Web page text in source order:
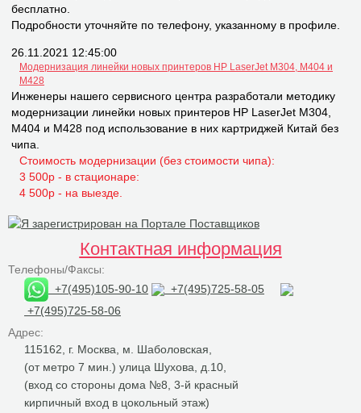
бесплатно.
Подробности уточняйте по телефону, указанному в профиле.
26.11.2021 12:45:00
Модернизация линейки новых принтеров НР LaserJet M304, M404 и
M428
Инженеры нашего сервисного центра разработали методику
модернизации линейки новых принтеров НР LaserJet M304,
M404 и M428 под использование в них картриджей Китай без
чипа.
Стоимость модернизации (без стоимости чипа):
3 500р - в стационаре:
4 500р - на выезде.
Контактная информация
Телефоны/Факсы:
+7(495)105-90-10
+7(495)725-58-05
+7(495)725-58-06
Адрес:
115162, г. Москва, м. Шаболовская,
(от метро 7 мин.) улица Шухова, д.10,
(вход со стороны дома №8, 3-й красный
кирпичный вход в цокольный этаж)